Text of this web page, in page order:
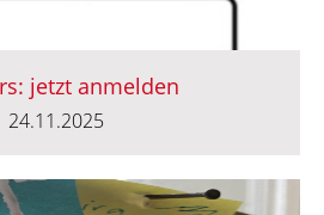
jetzt anmelden
24.11.2025